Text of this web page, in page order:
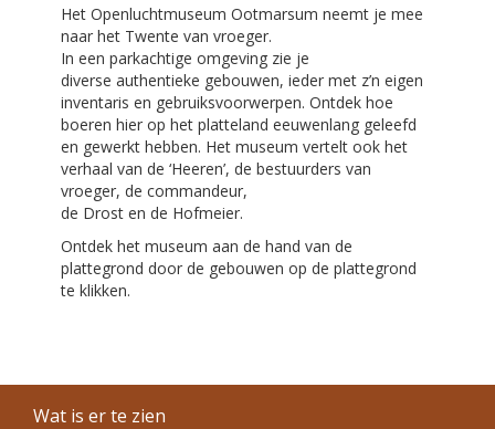
Het Openluchtmuseum Ootmarsum neemt je mee
naar het Twente van vroeger.
In een parkachtige omgeving zie je
diverse authentieke gebouwen, ieder met z’n eigen
inventaris en gebruiksvoorwerpen. Ontdek hoe
boeren hier op het platteland eeuwenlang geleefd
en gewerkt hebben. Het museum vertelt ook het
verhaal van de ‘Heeren’, de bestuurders van
vroeger, de commandeur,
de Drost en de Hofmeier.
Ontdek het museum aan de hand van de
plattegrond door de gebouwen op de plattegrond
te klikken.
Wat is er te zien